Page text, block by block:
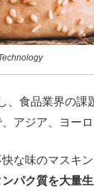
、食品業界の
アジア、ヨー
な味のマスキ
ンパク質を大量